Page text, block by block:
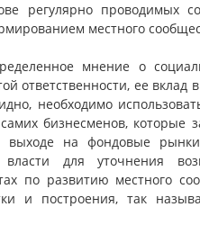
регулярно проводимых
местного
мнение о
ответственности, ее вклад
необходимо
бизнесменов, которые
выходе на фондовые
для уточнения
по развитию местного
и построения, так